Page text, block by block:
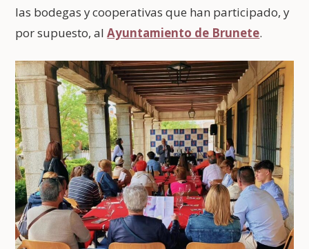
las bodegas y cooperativas que han participado, y
por supuesto, alAyuntamiento de Brunete.